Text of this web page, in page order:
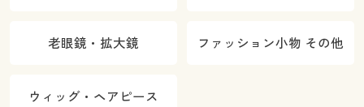
老眼鏡・拡大鏡 ファッション小物 その他
ウィッグ・ヘアピース